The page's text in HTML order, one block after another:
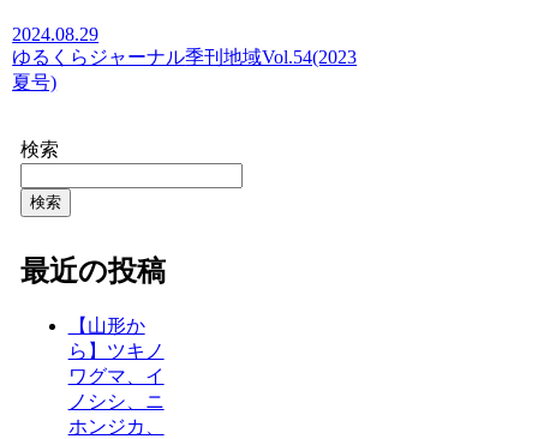
2024.08.29
ゆるくらジャーナル季刊地域Vol.54(2023
夏号)
検索
検索
最近の投稿
【山形か
ら】ツキノ
ワグマ、イ
ノシシ、ニ
ホンジカ、